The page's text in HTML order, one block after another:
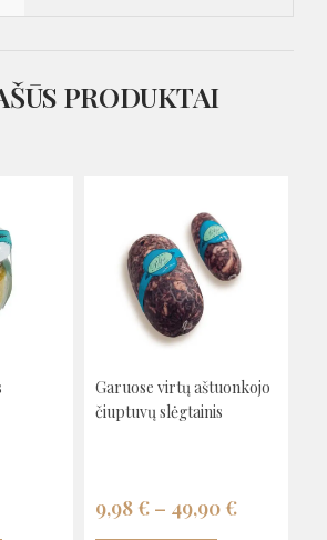
PRODUKTAI
Garuose virtų aštuonkojo
čiuptuvų slėgtainis
9,98 € – 49,90 €